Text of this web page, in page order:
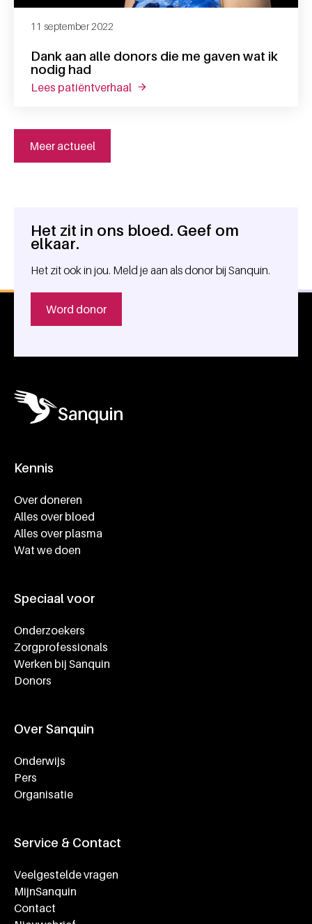
Dank aan alle donors die me gaven wat ik
nodig had
11 september 2022
lees patiëntverhaal over dank aan alle donors die me
Meer actueel
Algemene informatie
Het zit in ons bloed. Geef om
elkaar.
Het zit ook in jou. Meld je aan als donor bij Sanquin.
Word donor
Kennis
Over doneren
Alles over bloed
Alles over plasma
Wat we doen
Speciaal voor
Onderzoekers
Zorgprofessionals
Werken bij Sanquin
Donors
Over Sanquin
Onderwijs
Pers
Organisatie
Service & Contact
Veelgestelde vragen
MijnSanquin
Contact